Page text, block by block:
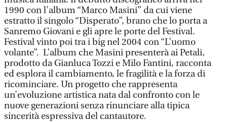
1990 con l’album “Marco Masini” da cui viene
estratto il singolo “Disperato”, brano che lo porta a
Sanremo Giovani e gli apre le porte del Festival.
Festival vinto poi tra i big nel 2004 con “L’uomo
volante”. L’album che Masini presenterà ai Petali,
prodotto da Gianluca Tozzi e Milo Fantini, racconta
ed esplora il cambiamento, le fragilità e la forza di
ricominciare. Un progetto che rappresenta
un’evoluzione artistica nata dal confronto con le
nuove generazioni senza rinunciare alla tipica
sincerità espressiva del cantautore.